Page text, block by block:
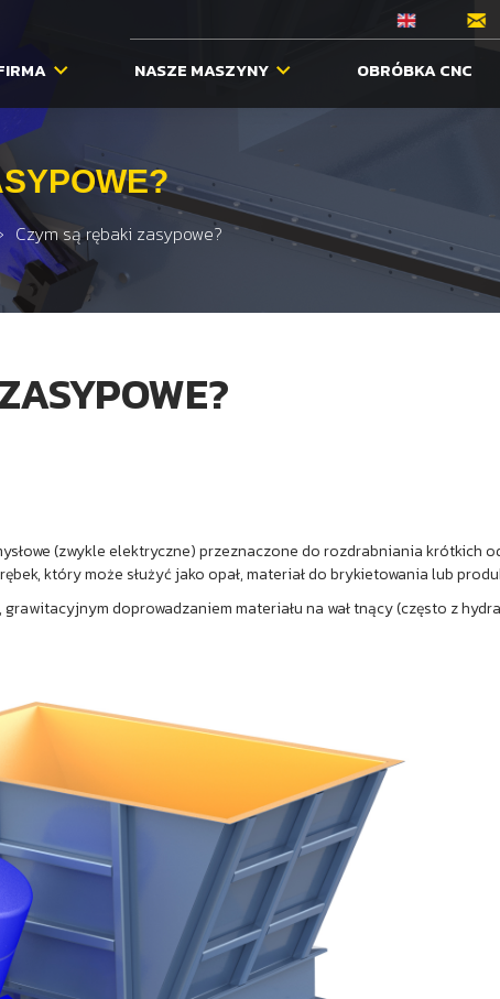
NASZE MASZYNY OBRÓBKA CNC
Czym są rębaki zasypowe?
(zwykle elektryczne) przeznaczone do rozdrabniania krótkich
który może służyć jako opał, materiał do brykietowania lub
doprowadzaniem materiału na wał tnący (często z